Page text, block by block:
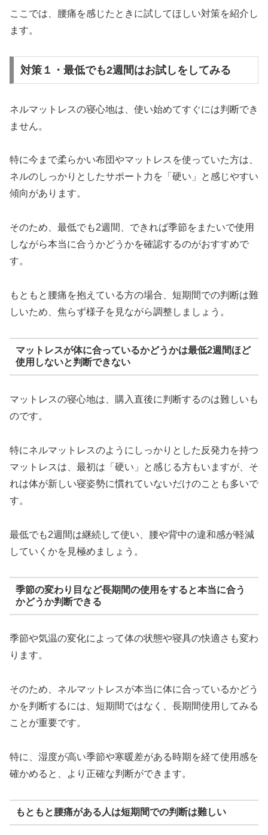
ここでは、腰痛を感じたときに試してほしい対策を紹介し
ます。
対策１・最低でも2週間はお試しをしてみる
ネルマットレスの寝心地は、使い始めてすぐには判断でき
ません。
特に今まで柔らかい布団やマットレスを使っていた方は、
ネルのしっかりとしたサポート力を「硬い」と感じやすい
傾向があります。
そのため、最低でも2週間、できれば季節をまたいで使用
しながら本当に合うかどうかを確認するのがおすすめで
す。
もともと腰痛を抱えている方の場合、短期間での判断は難
しいため、焦らず様子を見ながら調整しましょう。
マットレスが体に合っているかどうかは最低2週間ほど
使用しないと判断できない
マットレスの寝心地は、購入直後に判断するのは難しいも
のです。
特にネルマットレスのようにしっかりとした反発力を持つ
マットレスは、最初は「硬い」と感じる方もいますが、そ
れは体が新しい寝姿勢に慣れていないだけのことも多いで
す。
最低でも2週間は継続して使い、腰や背中の違和感が軽減
していくかを見極めましょう。
季節の変わり目など長期間の使用をすると本当に合う
かどうか判断できる
季節や気温の変化によって体の状態や寝具の快適さも変わ
ります。
そのため、ネルマットレスが本当に体に合っているかどう
かを判断するには、短期間ではなく、長期間使用してみる
ことが重要です。
特に、湿度が高い季節や寒暖差がある時期を経て使用感を
確かめると、より正確な判断ができます。
もともと腰痛がある人は短期間での判断は難しい